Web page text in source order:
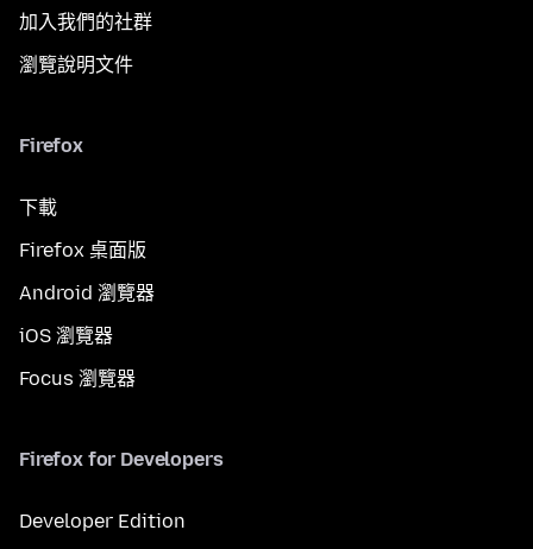
加入我們的社群
瀏覽說明文件
Firefox
下載
Firefox 桌面版
Android 瀏覽器
iOS 瀏覽器
Focus 瀏覽器
Firefox for Developers
Developer Edition